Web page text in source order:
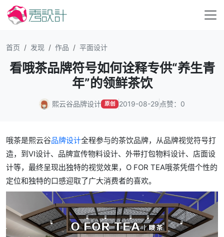
首页 发现 作品 平面设计
看哦茶品牌符号如何诠释专供“养生青
年”的领鲜茶饮
熙云谷品牌设计 原创 2019-08-29 点赞：0
哦茶是熙云谷品牌设计全程参与的茶饮品牌，从品牌视觉符号打
造，到VI设计、品牌宣传物料设计、外带打包物料设计、店面设
计等，最终呈现出独特的视觉效果，O FOR TEA哦茶凭借个性的
定位和独特的口感迎取了广大消费者的喜欢。